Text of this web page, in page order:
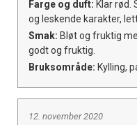
Farge og duft: Klar rød.
og leskende karakter,
Smak: Bløt og fruktig
godt og fruktig.
Bruksområde: Kylling,
12. november 2020